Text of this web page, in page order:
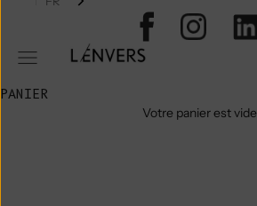
L'ENVERS
Ouvrir le menu de navigation
PANIER
Votre panier est vide